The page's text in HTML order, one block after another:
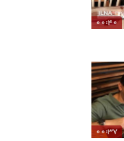
00:40
00:37